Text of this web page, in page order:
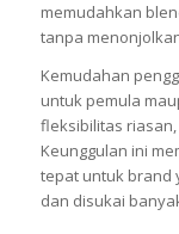
memudahkan
tanpa
Kemudahan
untuk pemula
fleksibilitas
Keunggulan ini
tepat untuk brand
dan disukai